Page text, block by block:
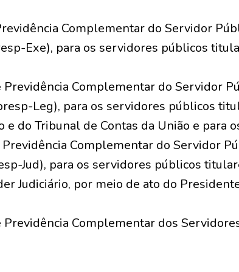
Complementar do Servidor
Exe), para os servidores públicos
Previdência Complementar do Servidor
Leg), para os servidores públicos
e do Tribunal de Contas da União e para
Previdência Complementar do Servidor
Jud), para os servidores públicos
Judiciário, por meio de ato do
Previdência Complementar dos